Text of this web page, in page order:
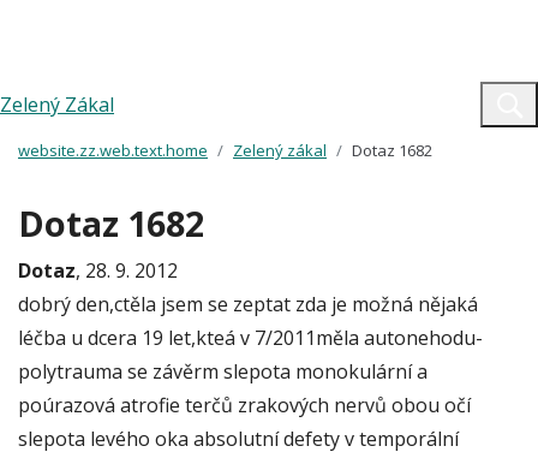
Zelený Zákal
website.zz.web.text.home Zelený zákal Dotaz 1682
Dotaz 1682
Dotaz, 28. 9. 2012
dobrý den,ctěla jsem se zeptat zda je možná nějaká
léčba u dcera 19 let,kteá v 7/2011měla autonehodu-
polytrauma se závěrm slepota monokulární a
poúrazová atrofie terčů zrakových nervů obou očí
slepota levého oka absolutní defety v temporální